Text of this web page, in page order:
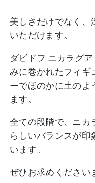
ア
デ
BXP
/
Davidoff
Nicaragua
BXP
個
美しさだけでなく、
いただけます。
ダビドフ ニカラグ
みに巻かれたフィギ
ーでほのかに土のよ
ます。
全ての段階で、ニカ
らしいバランスが印
います。
ぜひお求めください